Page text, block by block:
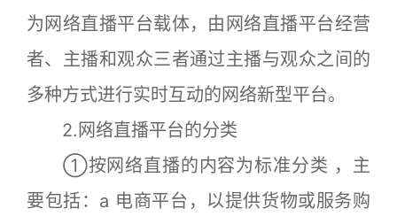
为网络直播平台载体，由网络直播平台经营
者、主播和观众三者通过主播与观众之间的
多种方式进行实时互动的网络新型平台。
2.网络直播平台的分类
①按网络直播的内容为标准分类 ，主
要包括：a 电商平台，以提供货物或服务购